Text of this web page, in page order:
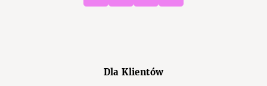
Dla Klientów